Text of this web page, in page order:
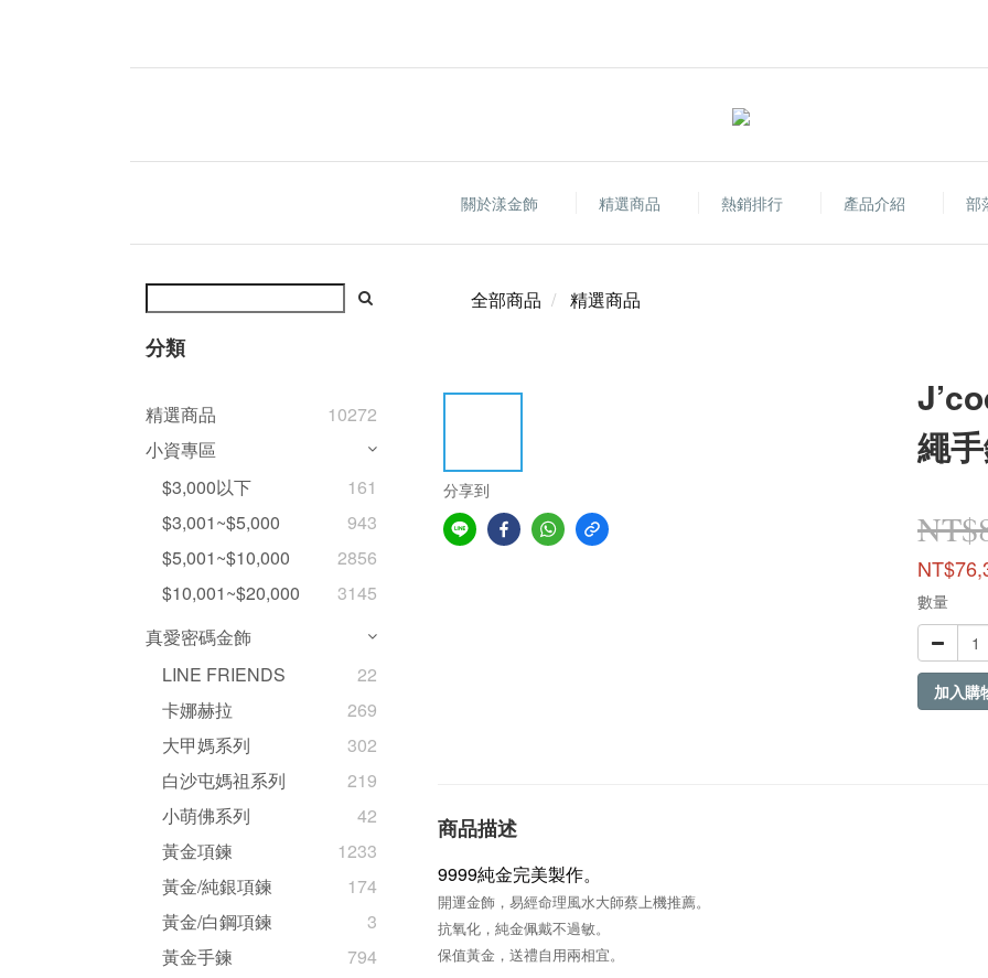
關於漾金飾 精選商品 熱銷排行 產品介紹 部
分類
精選商品
10272
小資專區
$3,000以下
161
$3,001~$5,000
943
$5,001~$10,000
2856
$10,001~$20,000
3145
真愛密碼金飾
LINE FRIENDS
22
卡娜赫拉
269
大甲媽系列
302
白沙屯媽祖系列
219
小萌佛系列
42
黃金項鍊
1233
黃金/純銀項鍊
174
黃金/白鋼項鍊
3
黃金手鍊
794
全部商品 精選商品
分享到
繩
數量
加入購
商品描述
9999純金完美製作。
開運金飾，易經命理風水大師蔡上機推薦。
抗氧化，純金佩戴不過敏。
保值黃金，送禮自用兩相宜。